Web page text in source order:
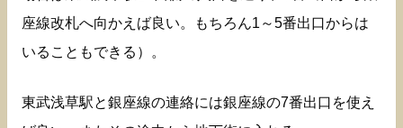
座線改札へ向かえば良い。もちろん1～5番出口からは
いることもできる）。
東武浅草駅と銀座線の連絡には銀座線の7番出口を使え